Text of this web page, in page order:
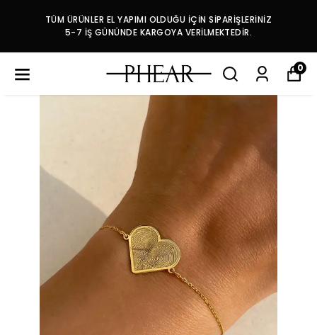
TÜM ÜRÜNLER EL YAPIMI OLDUĞU İÇİN SİPARİŞLERİNİZ
5-7 İŞ GÜNÜNDE KARGOYA VERİLMEKTEDİR.
0